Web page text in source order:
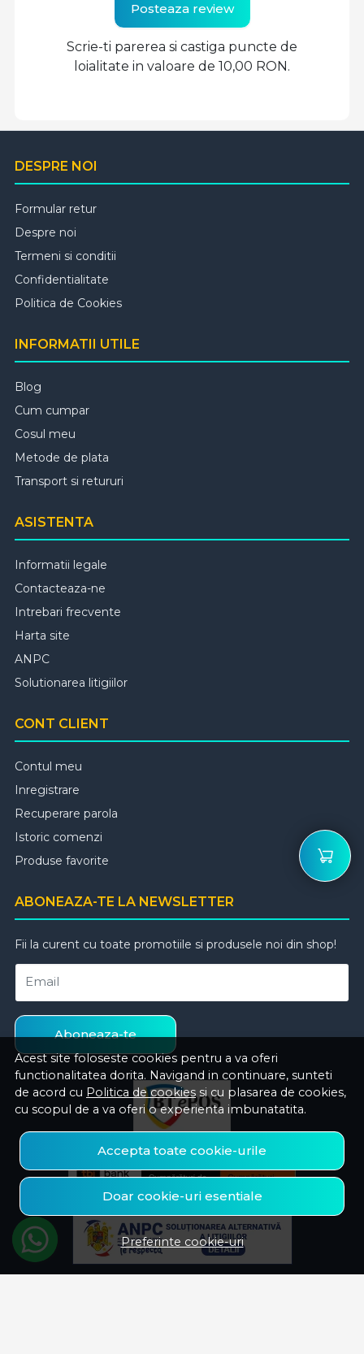
Posteaza review
Scrie-ti parerea si castiga puncte de
loialitate in valoare de 10,00 RON.
Acest site foloseste cookies pentru a va oferi
functionalitatea dorita. Navigand in continuare, sunteti
de acord cu Politica de cookies si cu plasarea de cookies,
cu scopul de a va oferi o experienta imbunatatita.
Accepta toate cookie-urile
Doar cookie-uri esentiale
Preferinte cookie-uri
DESPRE NOI
Formular retur
Despre noi
Termeni si conditii
Confidentialitate
Politica de Cookies
INFORMATII UTILE
Blog
Cum cumpar
Cosul meu
Metode de plata
Transport si retururi
ASISTENTA
Informatii legale
Contacteaza-ne
Intrebari frecvente
Harta site
ANPC
Solutionarea litigiilor
CONT CLIENT
Contul meu
Inregistrare
Recuperare parola
Istoric comenzi
Produse favorite
ABONEAZA-TE LA NEWSLETTER
Fii la curent cu toate promotiile si produsele noi din shop!
Email
Aboneaza-te